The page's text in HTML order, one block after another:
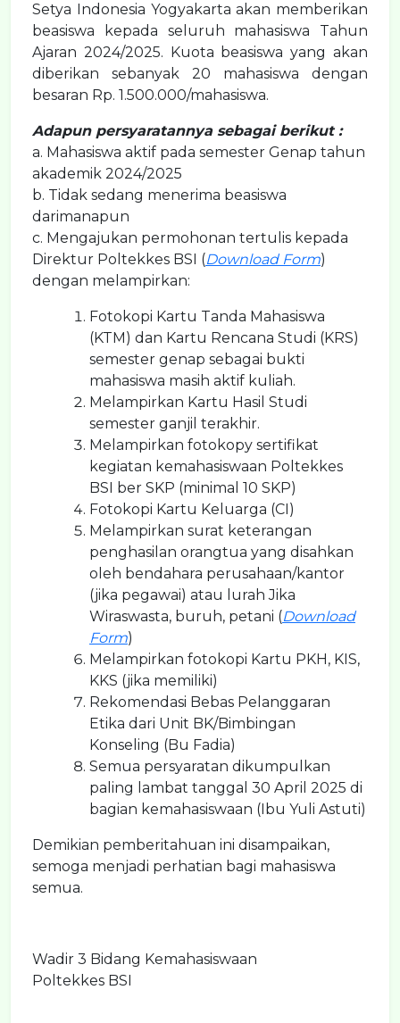
Setya Indonesia Yogyakarta akan memberikan
beasiswa kepada seluruh mahasiswa Tahun
Ajaran 2024/2025. Kuota beasiswa yang akan
diberikan sebanyak 20 mahasiswa dengan
besaran Rp. 1.500.000/mahasiswa.
Adapun persyaratannya sebagai berikut :
a. Mahasiswa aktif pada semester Genap tahun
akademik 2024/2025
b. Tidak sedang menerima beasiswa
darimanapun
c. Mengajukan permohonan tertulis kepada
Direktur Poltekkes BSI (Download Form)
dengan melampirkan:
Fotokopi Kartu Tanda Mahasiswa
(KTM) dan Kartu Rencana Studi (KRS)
semester genap sebagai bukti
mahasiswa masih aktif kuliah.
Melampirkan Kartu Hasil Studi
semester ganjil terakhir.
Melampirkan fotokopy sertifikat
kegiatan kemahasiswaan Poltekkes
BSI ber SKP (minimal 10 SKP)
Fotokopi Kartu Keluarga (CI)
Melampirkan surat keterangan
penghasilan orangtua yang disahkan
oleh bendahara perusahaan/kantor
(jika pegawai) atau lurah Jika
Wiraswasta, buruh, petani (Download
Form)
Melampirkan fotokopi Kartu PKH, KIS,
KKS (jika memiliki)
Rekomendasi Bebas Pelanggaran
Etika dari Unit BK/Bimbingan
Konseling (Bu Fadia)
Semua persyaratan dikumpulkan
paling lambat tanggal 30 April 2025 di
bagian kemahasiswaan (Ibu Yuli Astuti)
Demikian pemberitahuan ini disampaikan,
semoga menjadi perhatian bagi mahasiswa
semua.
Wadir 3 Bidang Kemahasiswaan
Poltekkes BSI